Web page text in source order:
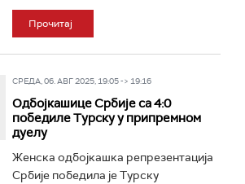
Прочитај
СРЕДА, 06. АВГ 2025, 19:05 -> 19:16
Одбојкашице Србије са 4:0
победиле Турску у припремном
дуелу
Женска одбојкашка репрезентација
Србије победила је Турску